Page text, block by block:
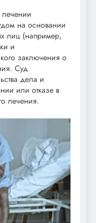
на основании
лиц (например,
и
заключения о
Суд
дела и
или отказе в
лечения.